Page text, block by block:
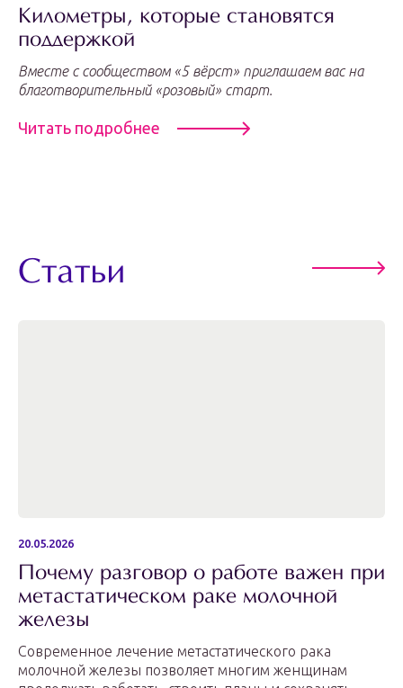
Километры, которые становятся
поддержкой
Вместе с сообществом «5 вёрст» приглашаем вас на
благотворительный «розовый» старт.
Читать подробнее
Статьи
20.05.2026
Почему разговор о работе важен при
метастатическом раке молочной
железы
Современное лечение метастатического рака
молочной железы позволяет многим женщинам